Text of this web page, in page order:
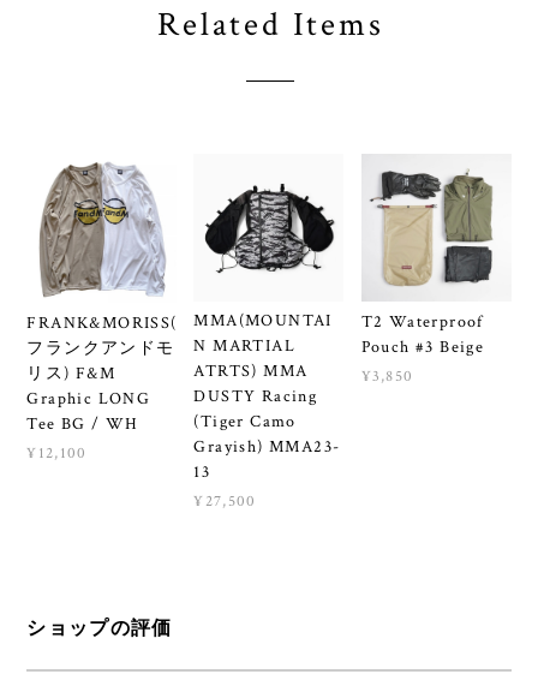
Related Items
FRANK&MORISS(
フランクアンドモ
リス) F&M
Graphic LONG
Tee BG / WH
¥12,100
MMA(MOUNTAI
N MARTIAL
ATRTS) MMA
DUSTY Racing
(Tiger Camo
Grayish) MMA23-
13
¥27,500
T2 Waterproof
Pouch #3 Beige
¥3,850
ショップの評価